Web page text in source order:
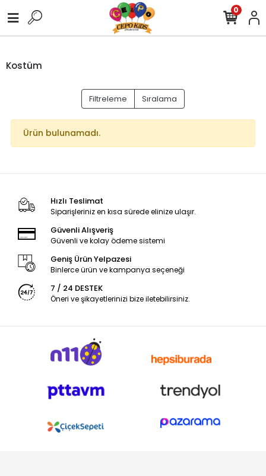
0
Kostüm
Filtreleme Sıralama
Ürün bulunamadı.
Hızlı Teslimat
Siparişleriniz en kısa sürede elinize ulaşır.
Güvenli Alışveriş
Güvenli ve kolay ödeme sistemi
Geniş Ürün Yelpazesi
Binlerce ürün ve kampanya seçeneği
7 / 24 DESTEK
Öneri ve şikayetlerinizi bize iletebilirsiniz.